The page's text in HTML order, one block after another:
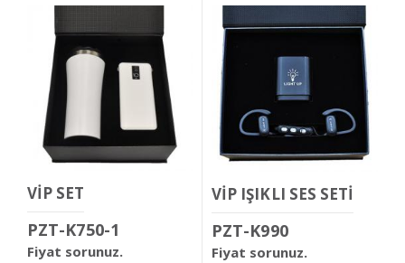
VİP SET
PZT-K750-1
Fiyat sorunuz.
VİP IŞIKLI SES SETİ
PZT-K990
Fiyat sorunuz.